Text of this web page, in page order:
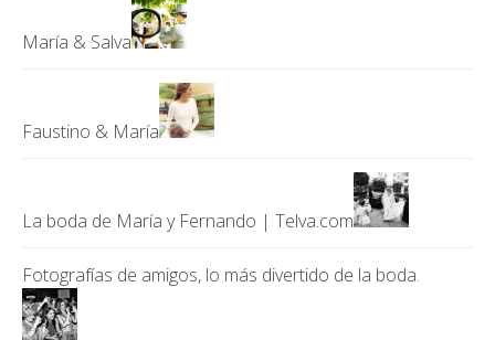
María & Salva
Faustino & María
La boda de María y Fernando | Telva.com
Fotografías de amigos, lo más divertido de la boda.